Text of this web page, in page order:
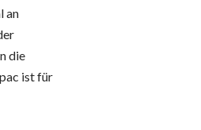
an
die
ist für